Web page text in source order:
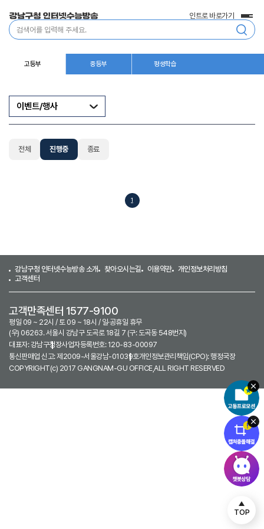
통
합
인트로 바로가기
전
체
메
고등부 중등부 평생학습
이벤트/행사
전체 진행중 종료
1
TOP
강남구청 인터넷수능방송 소개 찾아오시는길 이용약관
개인정보처리방침
고객센터
(우) 06263. 서울시 강남구 도곡로 18길 7 (구: 도곡동 548번지)
대표자: 강남구청장사업자등록번호: 120-83-00097
통신판매업 신고: 제2009-서울강남-01039호개인정보관리책임(CPO): 행정국장
COPYRIGHT(c) 2017 GANGNAM-GU OFFICE,ALL RIGHT RESERVED
고객만족센터 1577-9100
평일 09 ~ 22시 / 토 09 ~ 18시 / 일·공휴일 휴무